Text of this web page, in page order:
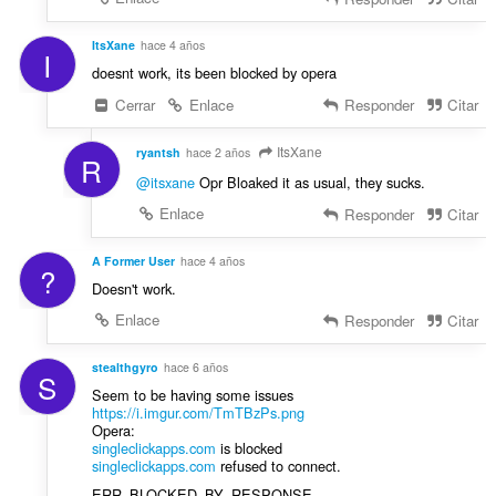
:
I ItsXane hace 4 años
doesnt work, its been blocked by opera
Cerrar
Enlace Responder Citar
R ryantsh hace 2 años ItsXane
@itsxaneOpr Bloaked it as usual, they sucks.
Enlace
Responder Citar
? A Former User hace 4 años
Doesn't work.
Enlace
Responder Citar
S stealthgyro hace 6 años
Seem to be having some issues
https://i.imgur.com/TmTBzPs.png
Opera:
singleclickapps.com is blocked
singleclickapps.com refused to connect.